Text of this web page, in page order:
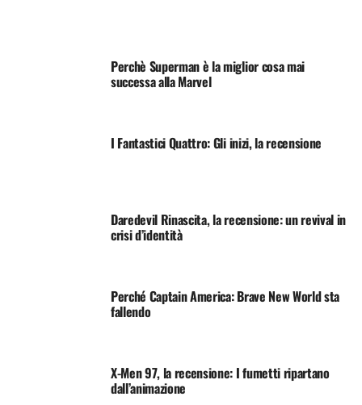
Perchè Superman è la miglior cosa mai
successa alla Marvel
I Fantastici Quattro: Gli inizi, la recensione
Daredevil Rinascita, la recensione: un revival in
crisi d’identità
Perché Captain America: Brave New World sta
fallendo
X-Men 97, la recensione: I fumetti ripartano
dall’animazione